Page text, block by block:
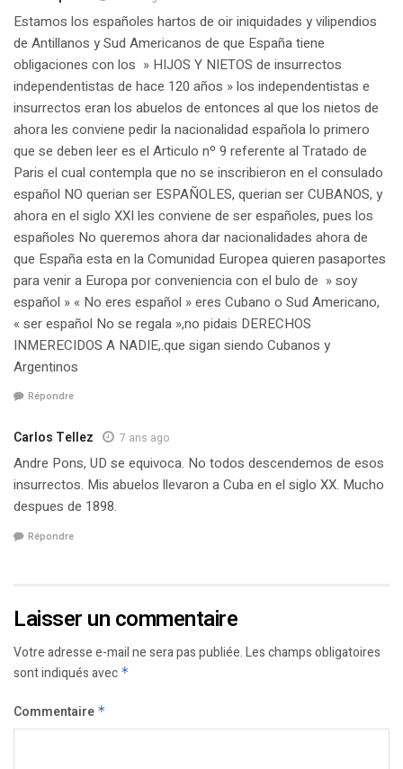
Estamos los españoles hartos de oir iniquidades y vilipendios
de Antillanos y Sud Americanos de que España tiene
obligaciones con los » HIJOS Y NIETOS de insurrectos
independentistas de hace 120 años » los independentistas e
insurrectos eran los abuelos de entonces al que los nietos de
ahora les conviene pedir la nacionalidad española lo primero
que se deben leer es el Articulo nº 9 referente al Tratado de
Paris el cual contempla que no se inscribieron en el consulado
español NO querian ser ESPAÑOLES, querian ser CUBANOS, y
ahora en el siglo XXI les conviene de ser españoles, pues los
españoles No queremos ahora dar nacionalidades ahora de
que España esta en la Comunidad Europea quieren pasaportes
para venir a Europa por conveniencia con el bulo de » soy
español » « No eres español » eres Cubano o Sud Americano,
« ser español No se regala »,no pidais DERECHOS
INMERECIDOS A NADIE,.que sigan siendo Cubanos y
Argentinos
Répondre
Carlos Tellez 7 ans ago
Andre Pons, UD se equivoca. No todos descendemos de esos
insurrectos. Mis abuelos llevaron a Cuba en el siglo XX. Mucho
despues de 1898.
Répondre
Laisser un commentaire
Votre adresse e-mail ne sera pas publiée.Les champs obligatoires
sont indiqués avec *
Commentaire *